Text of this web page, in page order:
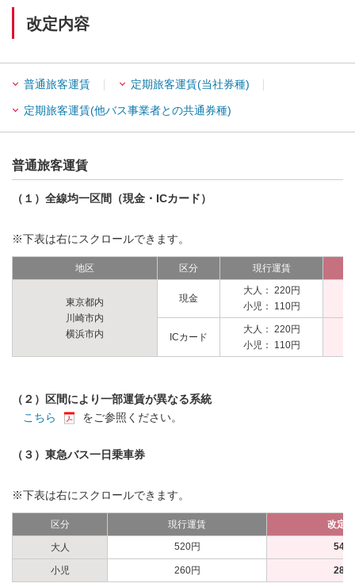
改定内容
普通旅客運賃 定期旅客運賃(当社券種)
定期旅客運賃(他バス事業者との共通券種)
普通旅客運賃
（１）全線均一区間（現金・ICカード）
※下表は右にスクロールできます。
地区 区分 現行運賃
東京都内
川崎市内
横浜市内
現金
大人： 220円
小児： 110円
ICカード
大人： 220円
小児： 110円
（２）区間により一部運賃が異なる系統
こちら
をご参照ください。
（３）東急バス一日乗車券
※下表は右にスクロールできます。
区分 現行運賃 改定
大人 520円 540
小児 260円 280